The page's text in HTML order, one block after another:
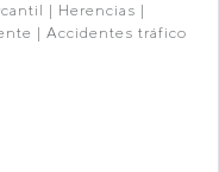
| Herencias |
| Accidentes tráfico